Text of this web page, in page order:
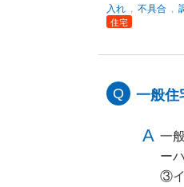
入れ, 不具合,
住宅
一般住
一
ー
③